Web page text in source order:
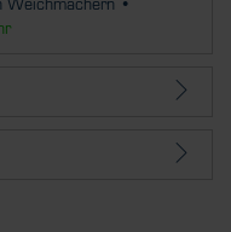
Weichmachern •